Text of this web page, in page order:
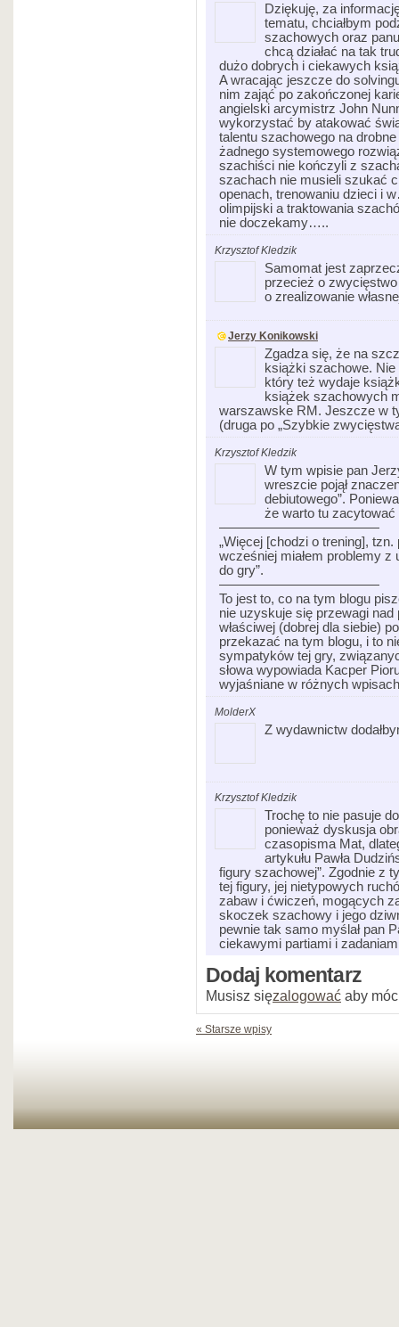
Dziękuję, za
tematu, chciałbym
szachowych oraz
chcą działać na tak
dużo dobrych i ciekawych
A wracając jeszcze do
nim zająć po zakończonej
angielski arcymistrz John
wykorzystać by atakować
talentu szachowego na
żadnego systemowego
szachiści nie kończyli z
szachach nie musieli szukać
openach, trenowaniu dzieci i
olimpijski a traktowania
nie doczekamy…..
Krzysztof Kledzik
Samomat jest
przecież o
o zrealizowanie
Jerzy Konikowski
Zgadza się, że na
książki szachowe.
który też wydaje
książek szachowych
warszawske RM. Jeszcze w
(druga po „Szybkie
Krzysztof Kledzik
W tym wpisie pan
wreszcie pojął
debiutowego”.
że warto tu
————————————
„Więcej [chodzi o trening],
wcześniej miałem problemy
do gry”.
————————————
To jest to, co na tym blogu
nie uzyskuje się przewagi
właściwej (dobrej dla siebie)
przekazać na tym blogu, i to
sympatyków tej gry,
słowa wypowiada Kacper
wyjaśniane w różnych
MolderX
Z wydawnictw
Krzysztof Kledzik
Trochę to nie pasuje
ponieważ dyskusja
czasopisma Mat,
artykułu Pawła
figury szachowej”. Zgodnie z
tej figury, jej nietypowych
zabaw i ćwiczeń, mogących
skoczek szachowy i jego
pewnie tak samo myślał pan
ciekawymi partiami i
Dodaj komentarz
Musisz sięzalogować aby
« Starsze wpisy